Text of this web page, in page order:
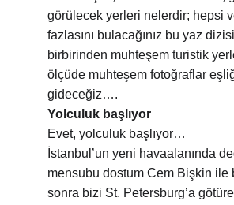
görülecek yerleri nelerdir; hepsi
fazlasını bulacağınız bu yaz
birbirinden muhteşem turistik
ölçüde muhteşem fotoğraflar
gideceğiz….
Yolculuk başlıyor
Evet, yolculuk başlıyor…
İstanbul’un yeni havaalanında
mensubu dostum Cem Bişkin ile
sonra bizi St. Petersburg’a